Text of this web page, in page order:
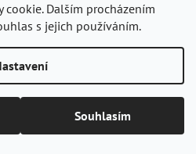
Dalším procházením
s jejich používáním.
Souhlasím